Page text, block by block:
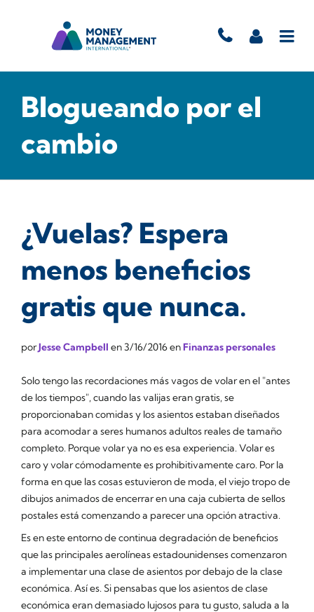
Blogueando por el
cambio
¿Vuelas? Espera
menos beneficios
gratis que nunca.
porJesse Campbell en3/16/2016enFinanzas personales
Solo tengo las recordaciones más vagos de volar en el "antes
de los tiempos", cuando las valijas eran gratis, se
proporcionaban comidas y los asientos estaban diseñados
para acomodar a seres humanos adultos reales de tamaño
completo. Porque volar ya no es esa experiencia. Volar es
caro y volarcómodamentees prohibitivamente caro. Por la
forma en que las cosas estuvieron de moda, el viejo tropo de
dibujos animados de encerrar en una caja cubierta de sellos
postales está comenzando a parecer una opción atractiva.
Es en este entorno de continua degradación de beneficios
que las principales aerolíneas estadounidenses comenzaron
a implementar una clase de asientos por debajo de la clase
económica. Así es. Si pensabas que los asientos de clase
económica eran demasiado lujosos para tu gusto, saluda a la